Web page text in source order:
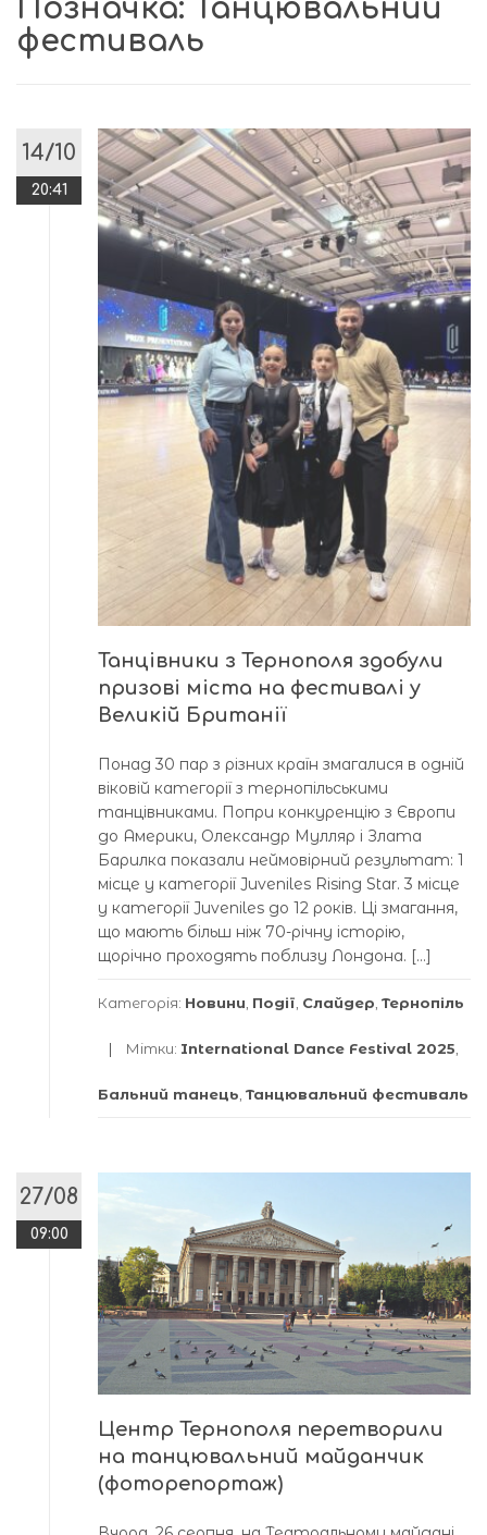
Позначка: Танцювальний
фестиваль
14/10
20:41
Танцівники з Тернополя здобули
призові міста на фестивалі у
Великій Британії
Понад 30 пар з різних країн змагалися в одній
віковій категорії з тернопільськими
танцівниками. Попри конкуренцію з Європи
до Америки, Олександр Мулляр і Злата
Барилка показали неймовірний результат: 1
місце у категорії Juveniles Rising Star. 3 місце
у категорії Juveniles до 12 років. Ці змагання,
що мають більш ніж 70-річну історію,
щорічно проходять поблизу Лондона. […]
Категорія: Новини Події Слайдер Тернопіль
Мітки: International Dance Festival 2025
Бальний танець Танцювальний фестиваль
27/08
09:00
Центр Тернополя перетворили
на танцювальний майданчик
(фоторепортаж)